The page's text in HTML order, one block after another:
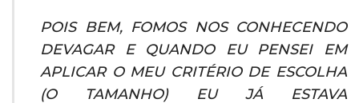
POIS BEM, FOMOS NOS CONHECENDO
DEVAGAR E QUANDO EU PENSEI EM
APLICAR O MEU CRITÉRIO DE ESCOLHA
(O TAMANHO) EU JÁ ESTAVA